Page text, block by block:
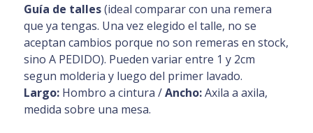
Guía de talles(ideal comparar con una remera
que ya tengas. Una vez elegido el talle, no se
aceptan cambios porque no son remeras en stock,
sino A PEDIDO). Pueden variar entre 1 y 2cm
segun molderia y luego del primer lavado.
Largo:Hombro a cintura /Ancho:Axila a axila,
medida sobre una mesa.